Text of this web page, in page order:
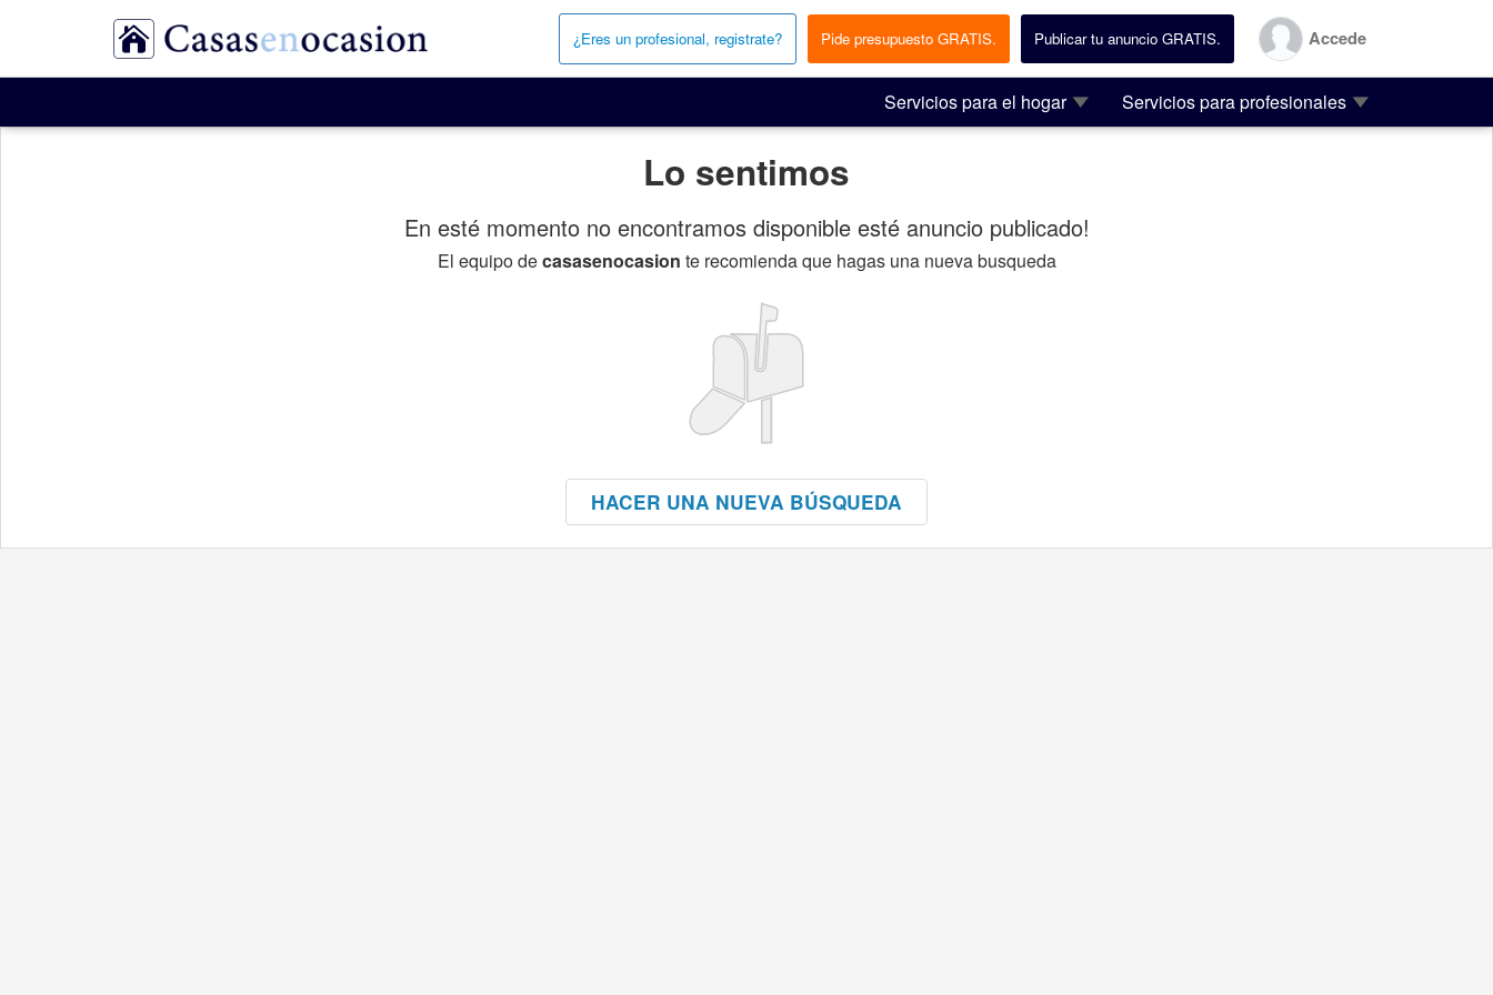
¿Eres un profesional, registrate? Pide presupuesto GRATIS. Publicar tu anuncio GRATIS. Accede
Servicios para el hogar Servicios para profesionales
Lo sentimos
En esté momento no encontramos disponible esté anuncio publicado!
El equipo decasasenocasion te recomienda que hagas una nueva busqueda
HACER UNA NUEVA BÚSQUEDA